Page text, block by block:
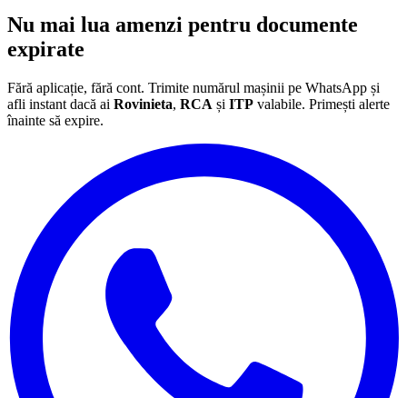
Nu mai lua amenzi pentru documente
expirate
Fără aplicație, fără cont. Trimite numărul mașinii pe WhatsApp și
afli instant dacă ai Rovinieta, RCA și ITP valabile. Primești alerte
înainte să expire.